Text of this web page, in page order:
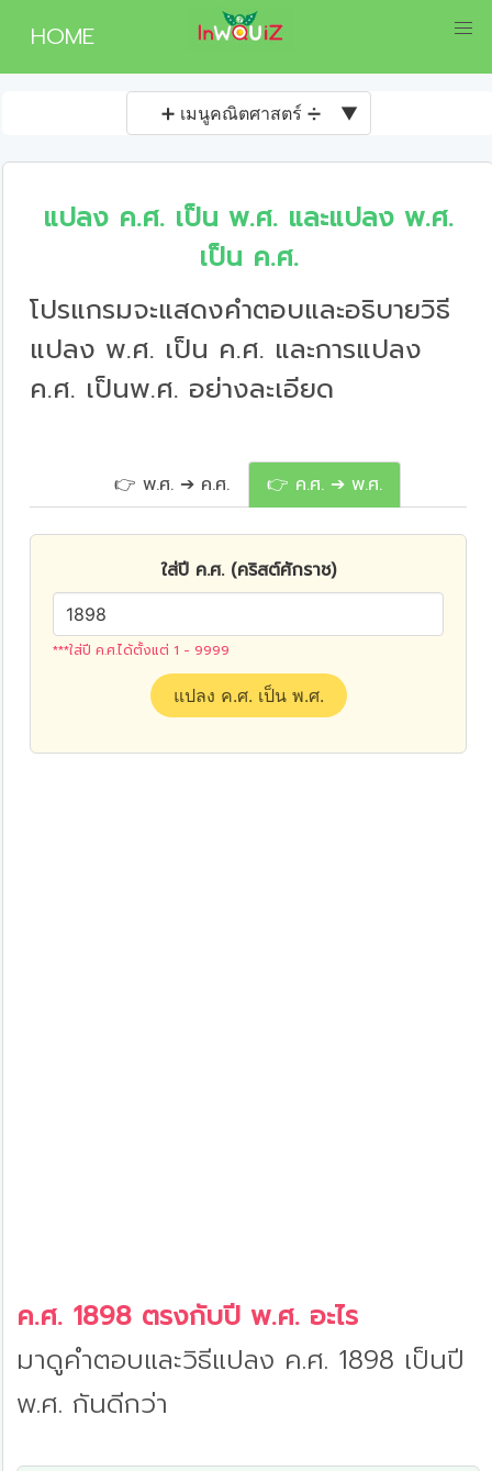
HOME
➕ เมนูคณิตศาสตร์ ➗ ▼
แปลง ค.ศ. เป็น พ.ศ. และแปลง พ.ศ.
เป็น ค.ศ.
โปรแกรมจะแสดงคำตอบและอธิบายวิธี
แปลง พ.ศ. เป็น ค.ศ. และการแปลง
ค.ศ. เป็นพ.ศ. อย่างละเอียด
👉 พ.ศ. ➔ ค.ศ. 👉 ค.ศ. ➔ พ.ศ.
ใส่ปี ค.ศ. (คริสต์ศักราช)
***ใส่ปี ค.ศ.ได้ตั้งแต่ 1 - 9999
แปลง ค.ศ. เป็น พ.ศ.
ค.ศ. 1898 ตรงกับปี พ.ศ. อะไร
มาดูคำตอบและวิธีแปลง ค.ศ. 1898 เป็นปี
พ.ศ. กันดีกว่า